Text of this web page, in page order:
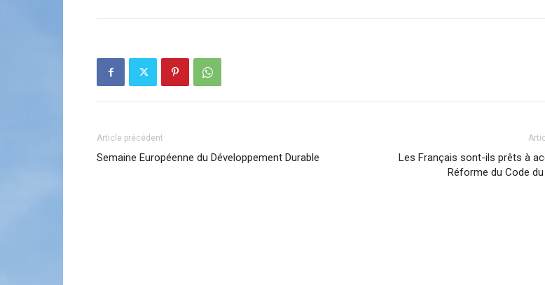
Article précédent
Semaine Européenne du Développement Durable
Les Français sont-ils prêts à
Réforme du Code du